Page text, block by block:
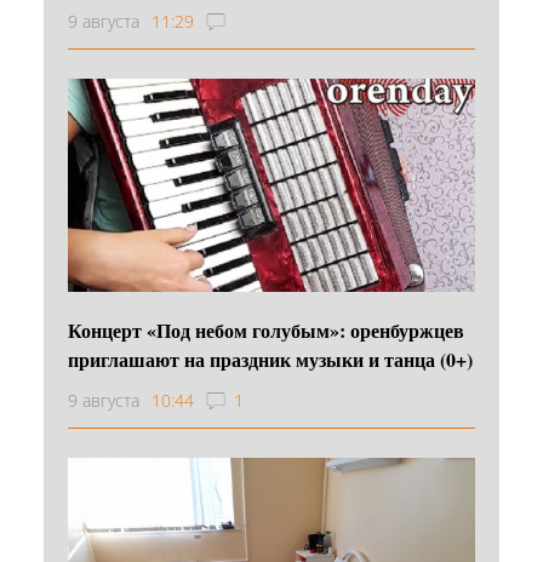
9 августа 11:29
Концерт «Под небом голубым»: оренбуржцев
приглашают на праздник музыки и танца (0+)
9 августа 10:44 1